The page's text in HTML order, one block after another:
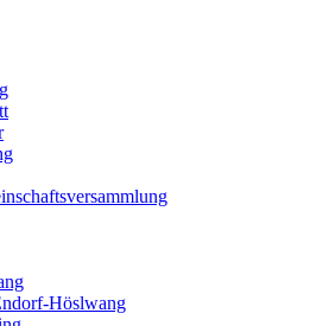
Höslwang